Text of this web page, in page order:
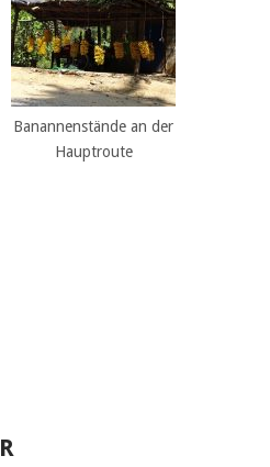
Banannenstände an der
Hauptroute